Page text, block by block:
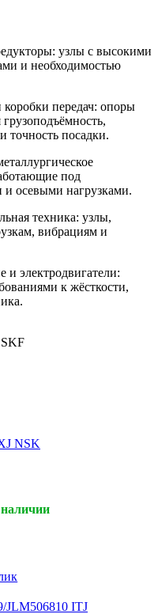
узлы с высокими
и необходимостью
передач: опоры
точность посадки.
под
осевыми нагрузками.
техника: узлы,
вибрациям и
и электродвигатели:
к жёсткости,
NSK
JLM506810 ITJ